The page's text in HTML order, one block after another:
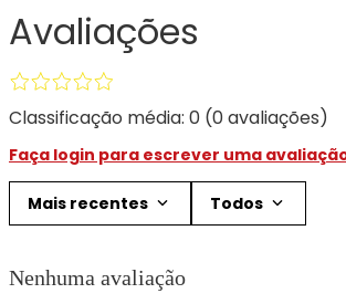
Avaliações
Classificação média: 0 (0 avaliações)
Faça login para escrever uma
Mais recentes Todos
Nenhuma avaliação